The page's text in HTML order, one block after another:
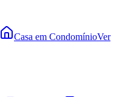
Casa em CondomínioVer